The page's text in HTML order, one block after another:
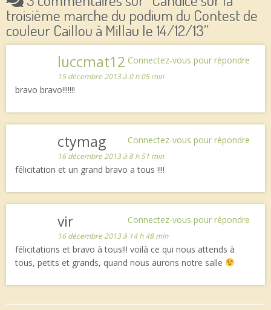
troisième marche du podium du Contest de
couleur Caillou à Millau le 14/12/13”
Connectez-vous pour répondre
luccmat12
15 décembre 2013 à 0 h 05 min
bravo bravo!!!!!!!
Connectez-vous pour répondre
ctymag
16 décembre 2013 à 8 h 51 min
félicitation et un grand bravo a tous !!!!
Connectez-vous pour répondre
vir
16 décembre 2013 à 14 h 48 min
félicitations et bravo à tous!!! voilà ce qui nous attends à
tous, petits et grands, quand nous aurons notre salle